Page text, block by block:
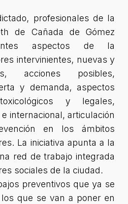
profesionales de la
de Cañada de Gómez
aspectos de la
intervinientes, nuevas y
acciones posibles,
y demanda, aspectos
y legales,
internacional, articulación
en los ámbitos
La iniciativa apunta a la
red de trabajo integrada
sociales de la ciudad.
preventivos que ya se
que se van a poner en